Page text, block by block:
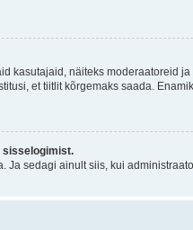
kasutajaid, näiteks moderaatoreid
et tiitlit kõrgemaks saada.
sisselogimist.
sedagi ainult siis, kui